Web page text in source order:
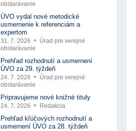
obstarávanie
ÚVO vydal nové metodické
usmernenie k referenciám a
expertom
31. 7. 2026
Úrad pre verejné
obstarávanie
Prehľad rozhodnutí a usmernení
ÚVO za 29. týždeň
24. 7. 2026
Úrad pre verejné
obstarávanie
Pripravujeme nové knižné tituly
24. 7. 2026 Redakcia
Prehľad kľúčových rozhodnutí a
usmernení ÚVO za 28. týždeň